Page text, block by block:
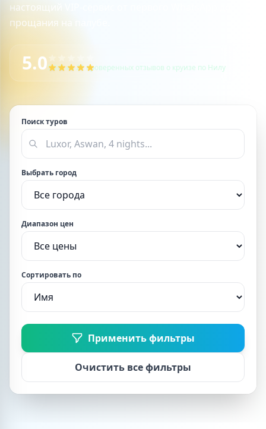
настоящий VIP-сервис от первого WhatsApp до
прощания на палубе.
5.05.0/5 из 21 проверенных отзывов о круизе по Нилу
Поиск туров
Выбрать город
Диапазон цен
Сортировать по
Применить фильтры
Очистить все фильтры